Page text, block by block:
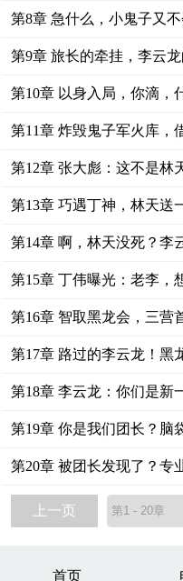
第8章 急什么，小鬼子又
第9章 旅长的牵挂，李云龙
第10章 以身入局，你滴，
第11章 炸毁鬼子军火库，
第12章 张大彪：这不是林
第13章 巧遇丁神，林天送
第14章 啊，林天没死？李
脚后跟
第15章 丁伟曝光：老李，
第16章 智取黑龙会，三营
第17章 路过的李云龙！黑
第18章 李云龙：你们是新
第19章 你是我们团长？脑
第20章 被团长发现了？专
上一页
首页